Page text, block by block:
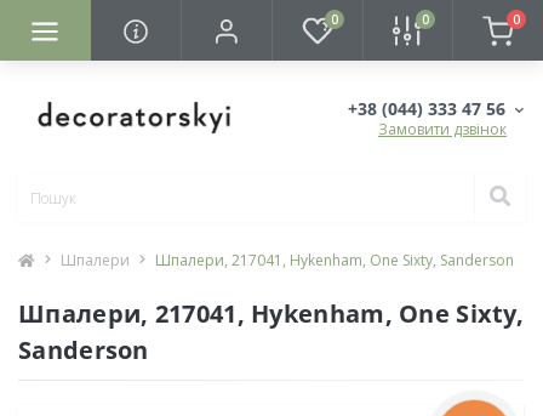
0 0 0
+38 (044) 333 47 56
Замовити дзвінок
Шпалери Шпалери, 217041, Hykenham, One Sixty, Sanderson
Шпалери, 217041, Hykenham, One Sixty,
Sanderson